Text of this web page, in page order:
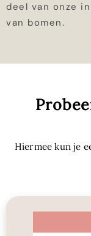
deel van onze
van bomen.
Hiermee kun je